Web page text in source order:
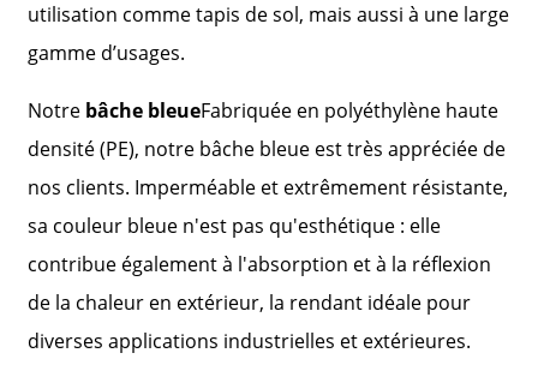
utilisation comme tapis de sol, mais aussi à une large
gamme d’usages.
Notre bâche bleueFabriquée en polyéthylène haute
densité (PE), notre bâche bleue est très appréciée de
nos clients. Imperméable et extrêmement résistante,
sa couleur bleue n'est pas qu'esthétique : elle
contribue également à l'absorption et à la réflexion
de la chaleur en extérieur, la rendant idéale pour
diverses applications industrielles et extérieures.